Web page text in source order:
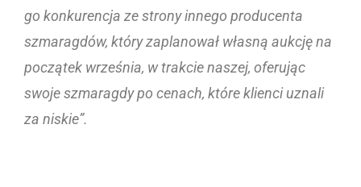
go konkurencja ze strony innego producenta
szmaragdów, który zaplanował własną aukcję na
początek września, w trakcie naszej, oferując
swoje szmaragdy po cenach, które klienci uznali
za niskie”.